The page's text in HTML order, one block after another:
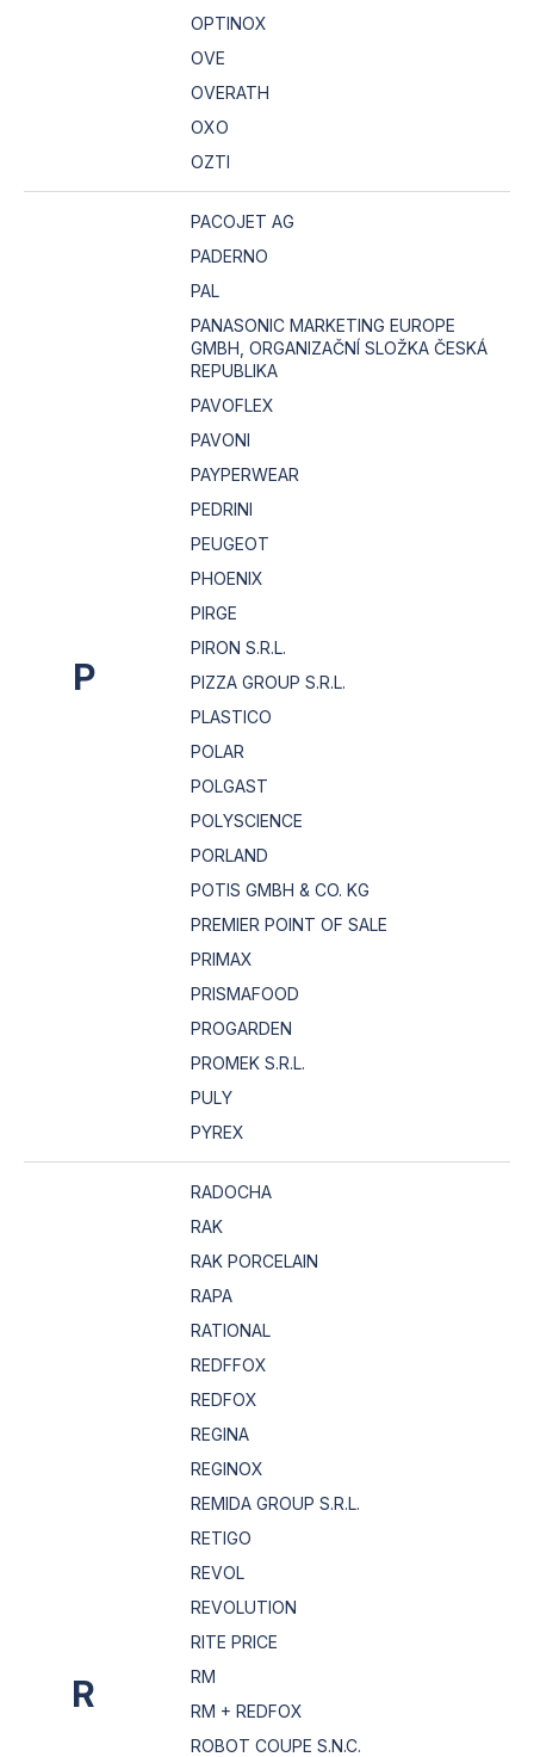
OPTINOX
OVE
OVERATH
OXO
OZTI
P
PACOJET AG
PADERNO
PAL
PANASONIC MARKETING EUROPE
GMBH, ORGANIZAČNÍ SLOŽKA ČESKÁ
REPUBLIKA
PAVOFLEX
PAVONI
PAYPERWEAR
PEDRINI
PEUGEOT
PHOENIX
PIRGE
PIRON S.R.L.
PIZZA GROUP S.R.L.
PLASTICO
POLAR
POLGAST
POLYSCIENCE
PORLAND
POTIS GMBH & CO. KG
PREMIER POINT OF SALE
PRIMAX
PRISMAFOOD
PROGARDEN
PROMEK S.R.L.
PULY
PYREX
R
RADOCHA
RAK
RAK PORCELAIN
RAPA
RATIONAL
REDFFOX
REDFOX
REGINA
REGINOX
REMIDA GROUP S.R.L.
RETIGO
REVOL
REVOLUTION
RITE PRICE
RM
RM + REDFOX
ROBOT COUPE S.N.C.